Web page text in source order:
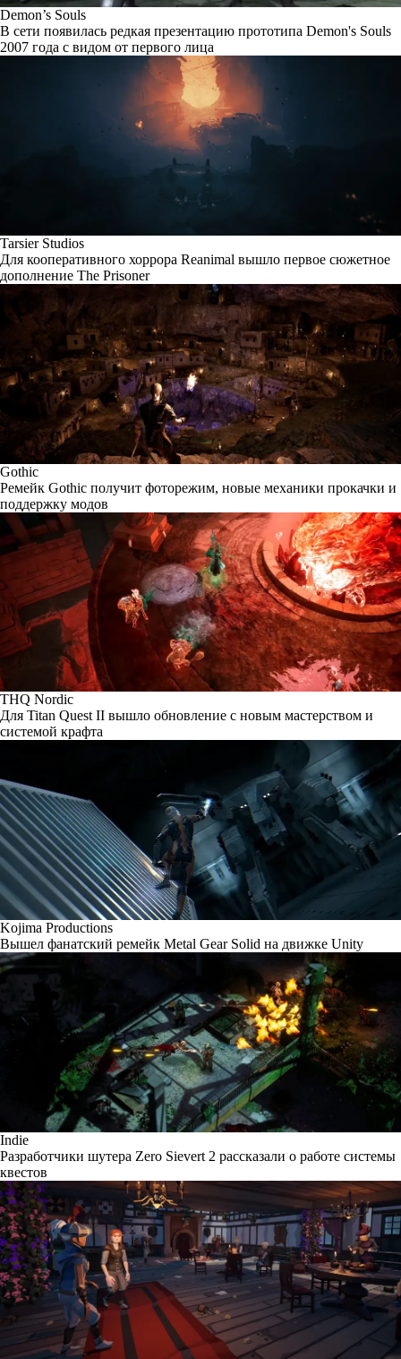
Demon’s Souls
В сети появилась редкая презентацию прототипа Demon's Souls
2007 года с видом от первого лица
Tarsier Studios
Для кооперативного хоррора Reanimal вышло первое сюжетное
дополнение The Prisoner
Gothic
Ремейк Gothic получит фоторежим, новые механики прокачки и
поддержку модов
THQ Nordic
Для Titan Quest II вышло обновление с новым мастерством и
системой крафта
Kojima Productions
Вышел фанатский ремейк Metal Gear Solid на движке Unity
Indie
Разработчики шутера Zero Sievert 2 рассказали о работе системы
квестов